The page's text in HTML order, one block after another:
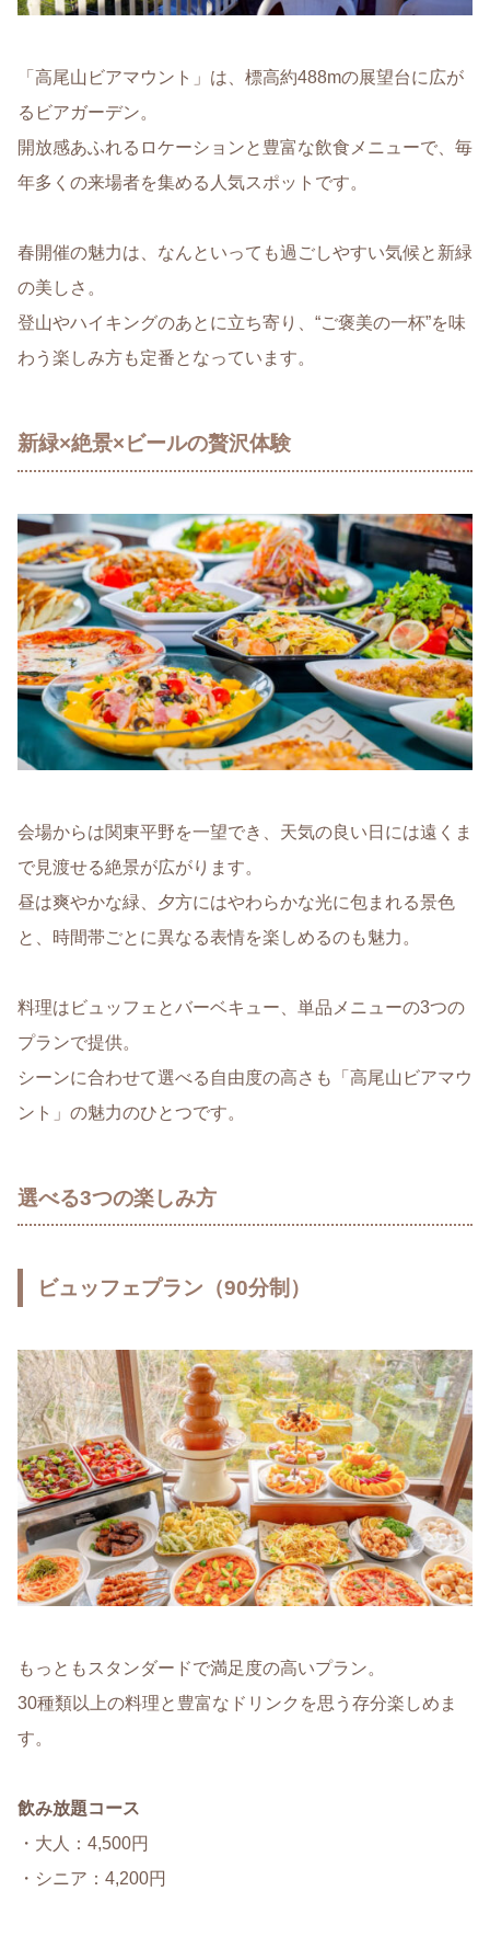
「高尾山ビアマウント」は、標高約488mの展望台に広が
るビアガーデン。
開放感あふれるロケーションと豊富な飲食メニューで、毎
年多くの来場者を集める人気スポットです。
春開催の魅力は、なんといっても過ごしやすい気候と新緑
の美しさ。
登山やハイキングのあとに立ち寄り、“ご褒美の一杯”を味
わう楽しみ方も定番となっています。
新緑×絶景×ビールの贅沢体験
会場からは関東平野を一望でき、天気の良い日には遠くま
で見渡せる絶景が広がります。
昼は爽やかな緑、夕方にはやわらかな光に包まれる景色
と、時間帯ごとに異なる表情を楽しめるのも魅力。
料理はビュッフェとバーベキュー、単品メニューの3つの
プランで提供。
シーンに合わせて選べる自由度の高さも「高尾山ビアマウ
ント」の魅力のひとつです。
選べる3つの楽しみ方
ビュッフェプラン（90分制）
もっともスタンダードで満足度の高いプラン。
30種類以上の料理と豊富なドリンクを思う存分楽しめま
す。
飲み放題コース
・大人：4,500円
・シニア：4,200円